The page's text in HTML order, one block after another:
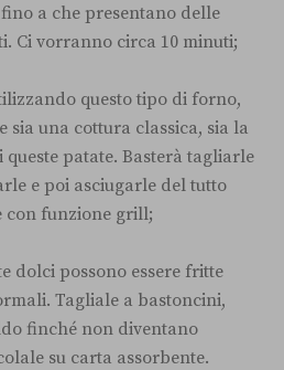
a che presentano delle
Ci vorranno circa 10 minuti;
questo tipo di forno,
sia una cottura classica, sia la
queste patate. Basterà tagliarle
e poi asciugarle del tutto
con funzione grill;
dolci possono essere fritte
Tagliale a bastoncini,
finché non diventano
su carta assorbente.